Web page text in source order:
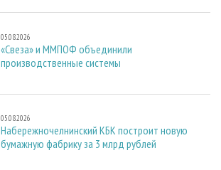
05.08.2026
«Свеза» и ММПОФ объединили
производственные системы
05.08.2026
Набережночелнинский КБК построит новую
бумажную фабрику за 3 млрд рублей